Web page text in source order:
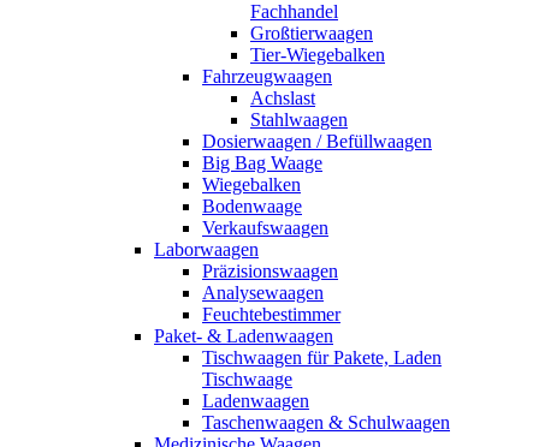
Fachhandel
Großtierwaagen
Tier-Wiegebalken
Fahrzeugwaagen
Achslast
Stahlwaagen
Dosierwaagen / Befüllwaagen
Big Bag Waage
Wiegebalken
Bodenwaage
Verkaufswaagen
Laborwaagen
Präzisionswaagen
Analysewaagen
Feuchtebestimmer
Paket- & Ladenwaagen
Tischwaagen für Pakete, Laden
Tischwaage
Ladenwaagen
Taschenwaagen & Schulwaagen